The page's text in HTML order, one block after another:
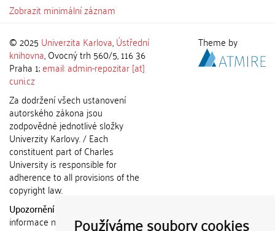
Používáme soubory cookies
Zobrazit minimální záznam
© 2025 Univerzita Karlova,Ústřední
knihovna, Ovocný trh 560/5, 116 36
Praha 1;email: admin-repozitar [at]
cuni.cz
Za dodržení všech ustanovení
autorského zákona jsou
zodpovědné jednotlivé složky
Univerzity Karlovy. / Each
constituent part of Charles
University is responsible for
adherence to all provisions of the
copyright law.
Upozornění / Notice:
informace nemohou být použity k
Theme by